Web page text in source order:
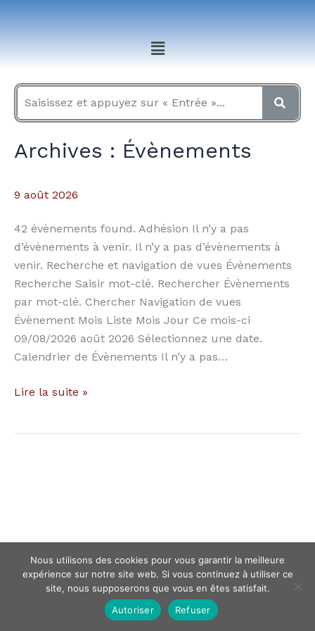
Menu
Archives : Évènements
9 août 2026
42 évènements found. Adhésion Il n’y a pas
d’évènements à venir. Il n’y a pas d’évènements à
venir. Recherche et navigation de vues Évènements
Recherche Saisir mot-clé. Rechercher Évènements
par mot-clé. Chercher Navigation de vues
Évènement Mois Liste Mois Jour Ce mois-ci
09/08/2026 août 2026 Sélectionnez une date.
Calendrier de Évènements Il n’y a pas…
Adhésion
4ème
Lire la suite »
Nous utilisons des cookies pour vous garantir la meilleure
expérience sur notre site web. Si vous continuez à utiliser ce
site, nous supposerons que vous en êtes satisfait.
Autoriser
Refuser